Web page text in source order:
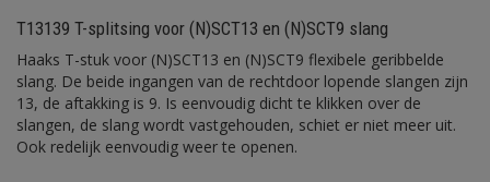
T13139 T-splitsing voor (N)SCT13 en (N)SCT9 slang
Haaks T-stuk voor (N)SCT13 en (N)SCT9 flexibele geribbelde
slang. De beide ingangen van de rechtdoor lopende slangen zijn
13, de aftakking is 9. Is eenvoudig dicht te klikken over de
slangen, de slang wordt vastgehouden, schiet er niet meer uit.
Ook redelijk eenvoudig weer te openen.